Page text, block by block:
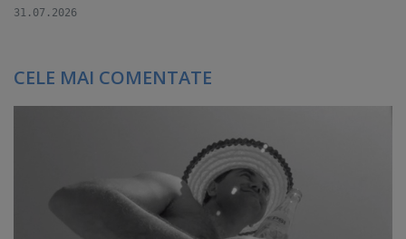
31.07.2026
CELE MAI COMENTATE